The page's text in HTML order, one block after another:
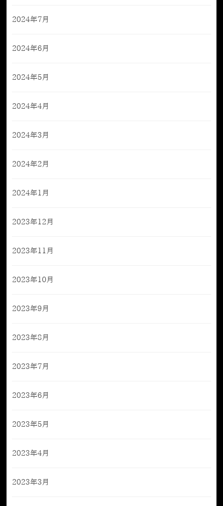
2024年7月
2024年6月
2024年5月
2024年4月
2024年3月
2024年2月
2024年1月
2023年12月
2023年11月
2023年10月
2023年9月
2023年8月
2023年7月
2023年6月
2023年5月
2023年4月
2023年3月